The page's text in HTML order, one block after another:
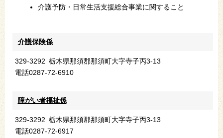
介護予防・日常生活支援総合事業に関すること
介護保険係
329-3292 栃木県那須郡那須町大字寺子丙3-13
電話0287-72-6910
障がい者福祉係
329-3292 栃木県那須郡那須町大字寺子丙3-13
電話0287-72-6917